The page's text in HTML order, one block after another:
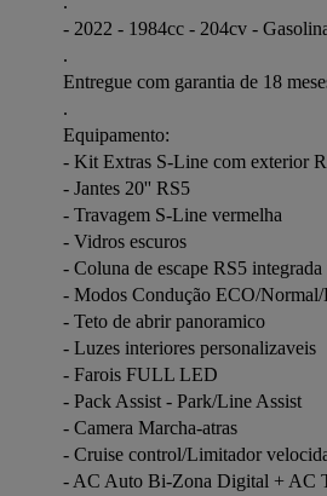
- 2022 - 1984cc - 204cv -
.
Entregue com garantia de 18
.
Equipamento:
- Kit Extras S-Line com exterior
- Jantes 20'' RS5
- Travagem S-Line vermelha
- Vidros escuros
- Coluna de escape RS5
- Modos Condução ECO/
- Teto de abrir panoramico
- Luzes interiores personalizaveis
- Farois FULL LED
- Pack Assist - Park/Line Assist
- Camera Marcha-atras
- Cruise control/Limitador
- AC Auto Bi-Zona Digital + AC